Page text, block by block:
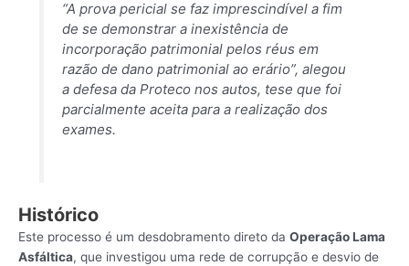
“A prova pericial se faz imprescindível a fim
de se demonstrar a inexistência de
incorporação patrimonial pelos réus em
razão de dano patrimonial ao erário”, alegou
a defesa da Proteco nos autos, tese que foi
parcialmente aceita para a realização dos
exames.
Histórico
Este processo é um desdobramento direto da Operação Lama
Asfáltica, que investigou uma rede de corrupção e desvio de